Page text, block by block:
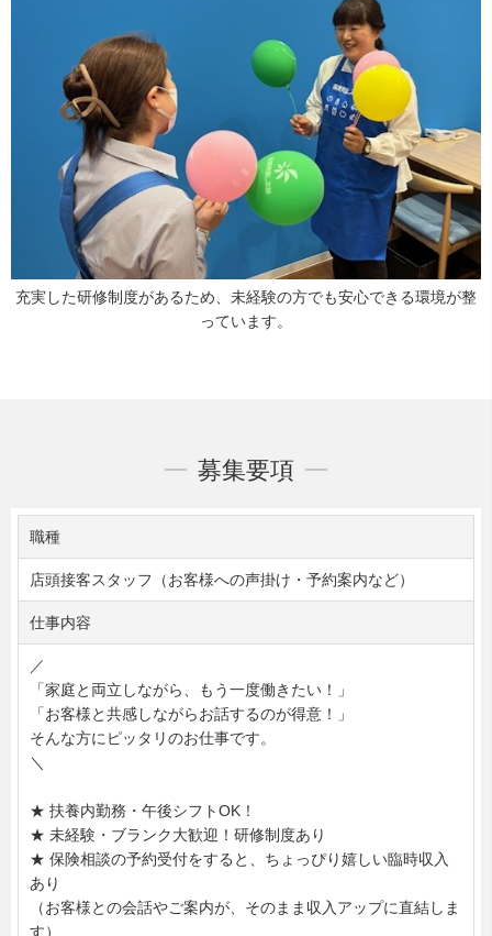
募集要項
職種
店頭接客スタッフ（お客様への声掛け・予約案内など）
仕事内容
／
「家庭と両立しながら、もう一度働きたい！」
「お客様と共感しながらお話するのが得意！」
そんな方にピッタリのお仕事です。
＼
★ 扶養内勤務・午後シフトOK！
★ 未経験・ブランク大歓迎！研修制度あり
★ 保険相談の予約受付をすると、ちょっぴり嬉しい臨時収入
あり
（お客様との会話やご案内が、そのまま収入アップに直結しま
す）
充実した研修制度があるため、未経験の方でも安心できる環境が整
っています。